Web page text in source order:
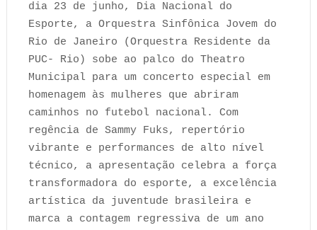
dia 23 de junho, Dia Nacional do
Esporte, a Orquestra Sinfônica Jovem do
Rio de Janeiro (Orquestra Residente da
PUC- Rio) sobe ao palco do Theatro
Municipal para um concerto especial em
homenagem às mulheres que abriram
caminhos no futebol nacional. Com
regência de Sammy Fuks, repertório
vibrante e performances de alto nível
técnico, a apresentação celebra a força
transformadora do esporte, a excelência
artística da juventude brasileira e
marca a contagem regressiva de um ano